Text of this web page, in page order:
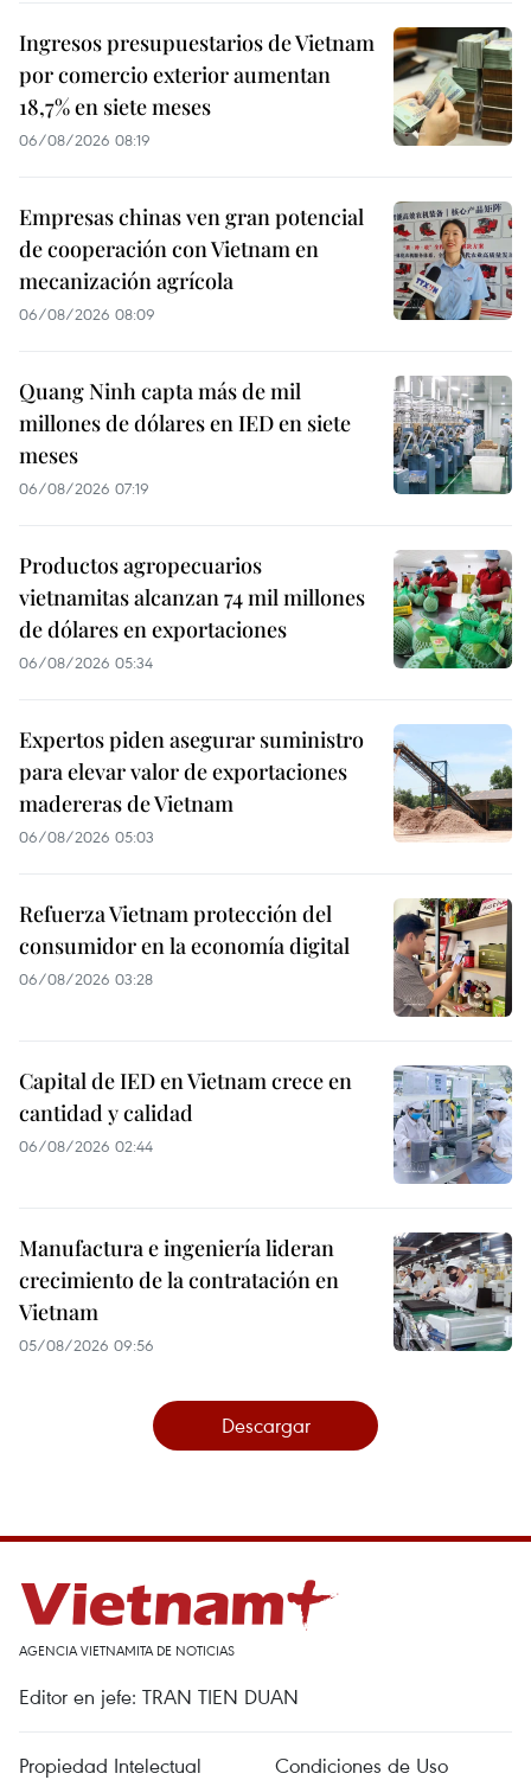
Ingresos presupuestarios de Vietnam
por comercio exterior aumentan
18,7% en siete meses
06/08/2026 08:19
Empresas chinas ven gran potencial
de cooperación con Vietnam en
mecanización agrícola
06/08/2026 08:09
Quang Ninh capta más de mil
millones de dólares en IED en siete
meses
06/08/2026 07:19
Productos agropecuarios
vietnamitas alcanzan 74 mil millones
de dólares en exportaciones
06/08/2026 05:34
Expertos piden asegurar suministro
para elevar valor de exportaciones
madereras de Vietnam
06/08/2026 05:03
Refuerza Vietnam protección del
consumidor en la economía digital
06/08/2026 03:28
Capital de IED en Vietnam crece en
cantidad y calidad
06/08/2026 02:44
Manufactura e ingeniería lideran
crecimiento de la contratación en
Vietnam
05/08/2026 09:56
Descargar
AGENCIA VIETNAMITA DE NOTICIAS
Editor en jefe: TRAN TIEN DUAN
Propiedad Intelectual Condiciones de Uso